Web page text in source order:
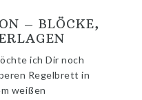
– BLÖCKE,
ich Dir noch
Regelbrett in
weißen